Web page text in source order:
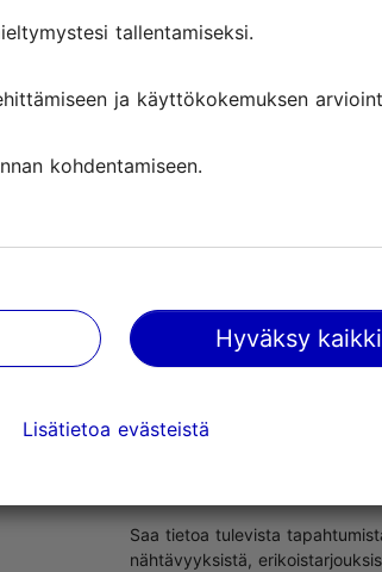
ovat saaneet siellä uusia ja kiehtovia
Saa tietoa tulevista
nähtävyyksistä,
tallentamiseksi.
ja käyttökokemuksen
kohdentamiseen.
Hyväksy
Lisätietoa evästeistä